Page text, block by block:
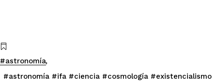
#astronomía
#astronomía #ifa #ciencia #cosmología #existencialismo